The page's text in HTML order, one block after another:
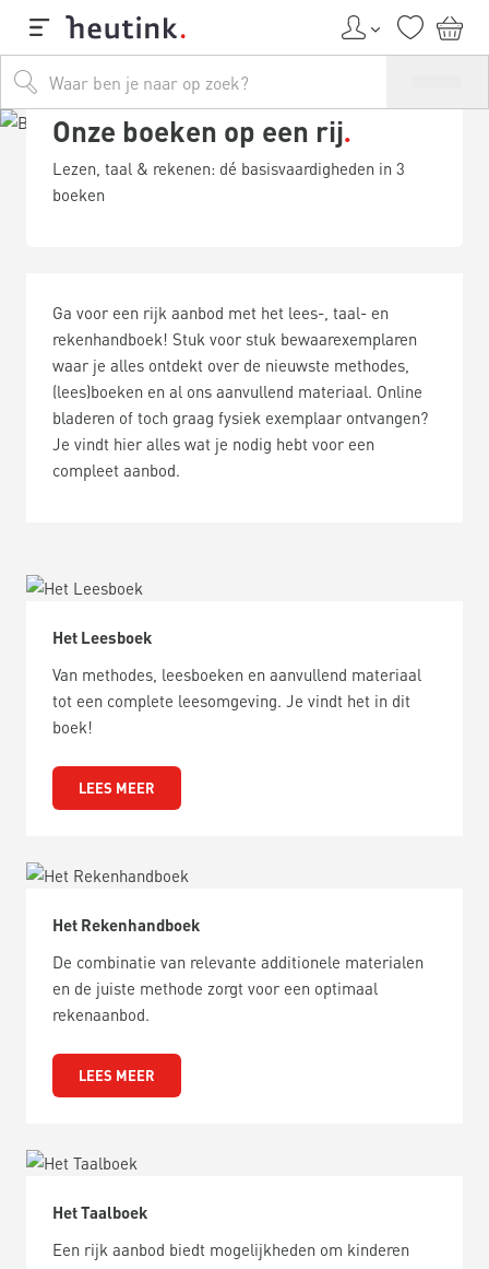
Onze boeken op een rij
Lezen, taal & rekenen: dé basisvaardigheden in 3
boeken
Ga voor een rijk aanbod met het lees-, taal- en
rekenhandboek! Stuk voor stuk bewaarexemplaren
waar je alles ontdekt over de nieuwste methodes,
(lees)boeken en al ons aanvullend materiaal. Online
bladeren of toch graag fysiek exemplaar ontvangen?
Je vindt hier alles wat je nodig hebt voor een
compleet aanbod.
Het Leesboek
Van methodes, leesboeken en aanvullend materiaal
tot een complete leesomgeving. Je vindt het in dit
boek!
LEES MEER
Het Rekenhandboek
De combinatie van relevante additionele materialen
en de juiste methode zorgt voor een optimaal
rekenaanbod.
LEES MEER
Het Taalboek
Een rijk aanbod biedt mogelijkheden om kinderen